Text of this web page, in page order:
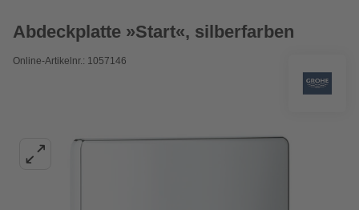
Abdeckplatte »Start«, silberfarben
Online-Artikelnr.: 1057146